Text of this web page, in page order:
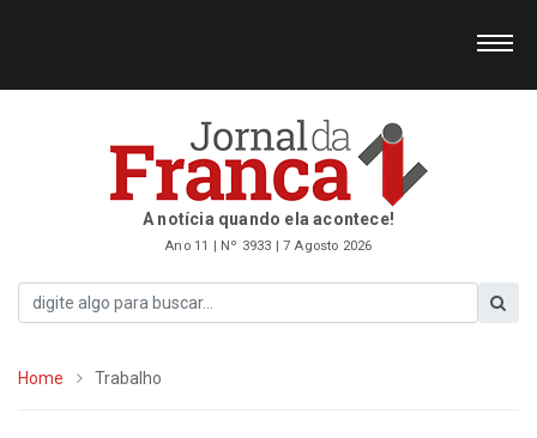
A notícia quando ela acontece!
Ano 11 | Nº 3933 | 7 Agosto 2026
Home Trabalho